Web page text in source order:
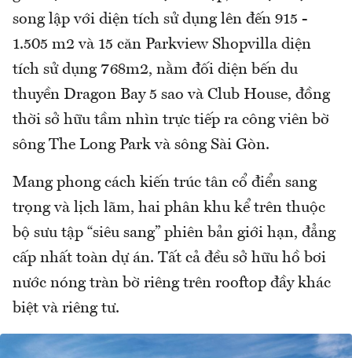
song lập với diện tích sử dụng lên đến 915 -
1.505 m2 và 15 căn Parkview Shopvilla diện
tích sử dụng 768m2, nằm đối diện bến du
thuyền Dragon Bay 5 sao và Club House, đồng
thời sở hữu tầm nhìn trực tiếp ra công viên bờ
sông The Long Park và sông Sài Gòn.
Mang phong cách kiến trúc tân cổ điển sang
trọng và lịch lãm, hai phân khu kể trên thuộc
bộ sưu tập “siêu sang” phiên bản giới hạn, đẳng
cấp nhất toàn dự án. Tất cả đều sở hữu hồ bơi
nước nóng tràn bờ riêng trên rooftop đầy khác
biệt và riêng tư.